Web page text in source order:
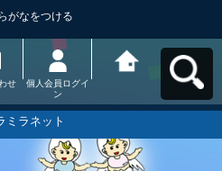
がなをつける
せ
個人会員ログイ
ン
ラミラネットへ
ミラネット